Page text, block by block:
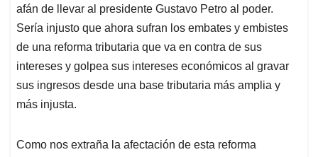
afán de llevar al presidente Gustavo Petro al poder.
Sería injusto que ahora sufran los embates y embistes
de una reforma tributaria que va en contra de sus
intereses y golpea sus intereses económicos al gravar
sus ingresos desde una base tributaria más amplia y
más injusta.
Como nos extraña la afectación de esta reforma